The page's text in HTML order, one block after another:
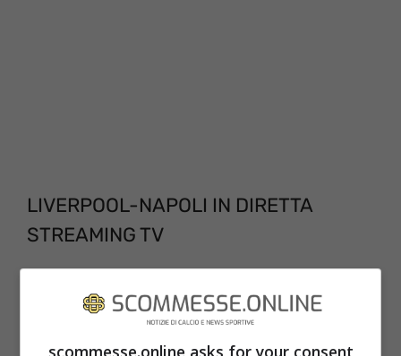
LIVERPOOL-NAPOLI IN DIRETTA
STREAMING TV
programma questa sera dalle ore 21:00 sarà
visibile in esclusiva sui canali di Sky Sport.
scommesse.online asks for your consent